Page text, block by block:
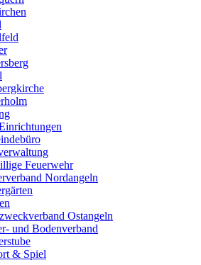
Feuerwehr
Nordangeln
Ostangeln
und Bodenverband
& Spiel